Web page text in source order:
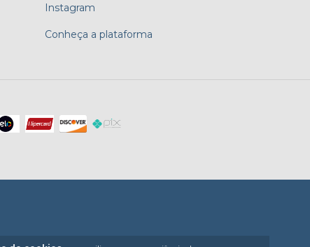
Instagram
Conheça a plataforma